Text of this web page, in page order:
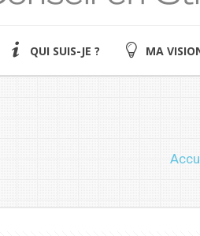
QUI SUIS-JE ? MA